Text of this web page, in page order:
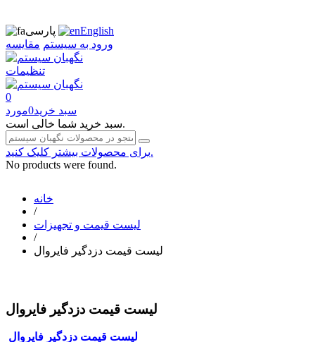
پارسی
English
ورود به سیستم مقایسه
تنظیمات
0
سبد خرید0مورد
سبد خرید شما خالی است.
برای محصولات بیشتر کلیک کنید.
No products were found.
خانه
/
لیست قیمت و تجهیزات
/
لیست قیمت دزدگیر فایروال
لیست قیمت دزدگیر فایروال